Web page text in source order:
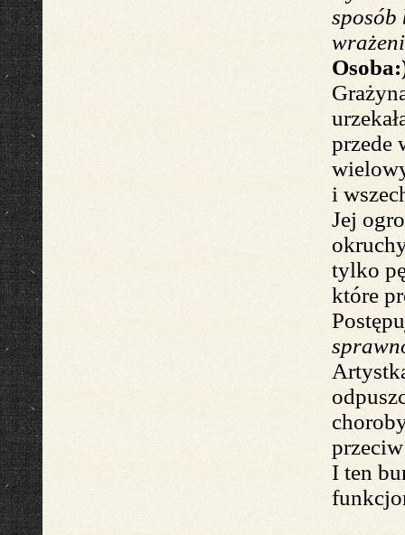
sposób
urzeka
przede
i
Jej
tylko
które
prze
I ten